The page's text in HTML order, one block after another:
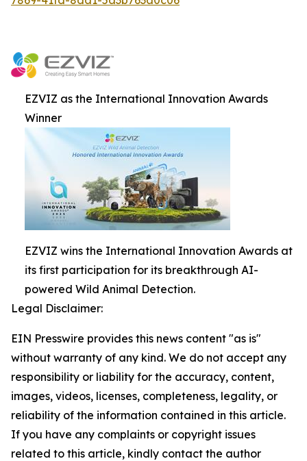
EZVIZ as the International Innovation Awards
Winner
EZVIZ wins the International Innovation Awards at
its first participation for its breakthrough AI-
powered Wild Animal Detection.
Legal Disclaimer:
EIN Presswire provides this news content "as is"
without warranty of any kind. We do not accept any
responsibility or liability for the accuracy, content,
images, videos, licenses, completeness, legality, or
reliability of the information contained in this article.
If you have any complaints or copyright issues
related to this article, kindly contact the author